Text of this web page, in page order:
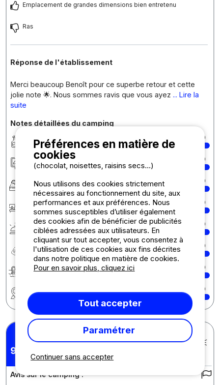
Emplacement de grandes dimensions bien entretenu
Ras
Réponse de l'établissement
Merci beaucoup Benoît pour ce superbe retour et cette
jolie note 🌟. Nous sommes ravis que vous ayez ... Lire la
suite
Notes détaillées du camping
10
Hébergement/Emplacement 10
Confort 10
Accueil 10
Services 10
Rapport qualité/prix 10
Baignade 10
10
9,44
Avis sur le camping :
Continuer sans accepter
Préférences en matière de
cookies
(chocolat, noisettes, raisins secs...)
Nous utilisons des cookies strictement
nécessaires au fonctionnement du site, aux
performances et aux préférences. Nous
sommes susceptibles d’utiliser également
des cookies afin de bénéficier de publicités
ciblées adressées aux utilisateurs. En
cliquant sur tout accepter, vous consentez à
l'utilisation de ces cookies aux fins décrites
dans notre politique en matière de cookies.
Pour en savoir plus, cliquez ici
Tout accepter
Paramétrer